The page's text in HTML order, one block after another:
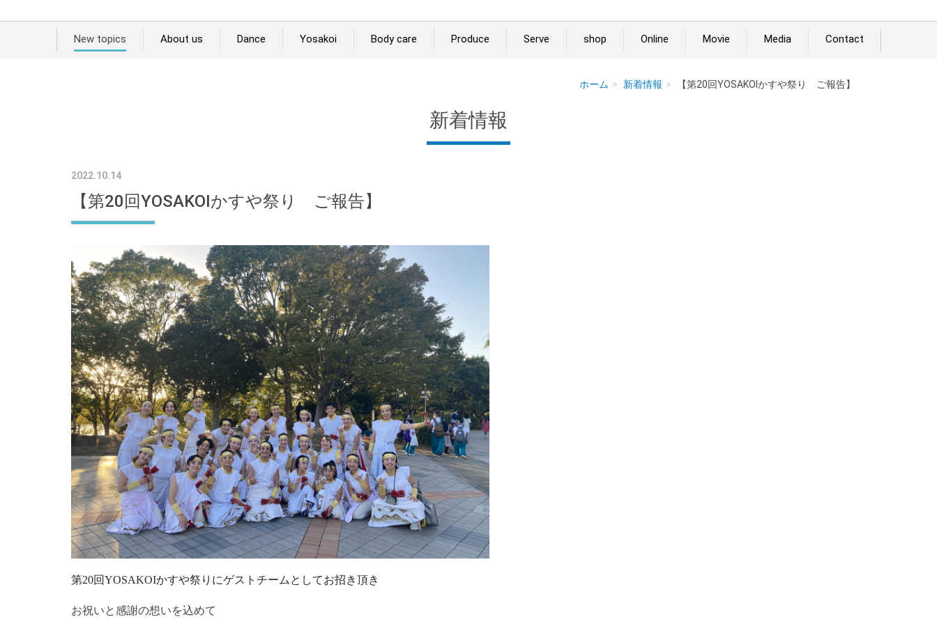
New topics About us Dance Yosakoi Body care Produce Serve shop Online Movie Media Contact
ホーム 新着情報 【第20回YOSAKOIかすや祭り ご報告】
新着情報
2022.10.14
【第20回YOSAKOIかすや祭り ご報告】
第20回YOSAKOIかすや祭りにゲストチームとしてお招き頂き
お祝いと感謝の想いを込めて